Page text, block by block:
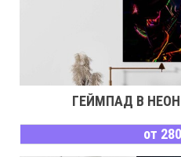
ГЕЙМПАД В
от